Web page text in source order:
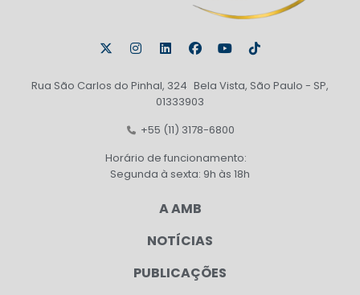
Rua São Carlos do Pinhal, 324 Bela Vista, São Paulo - SP,
01333903
+55 (11) 3178-6800
Horário de funcionamento:
Segunda à sexta: 9h às 18h
A AMB
NOTÍCIAS
PUBLICAÇÕES